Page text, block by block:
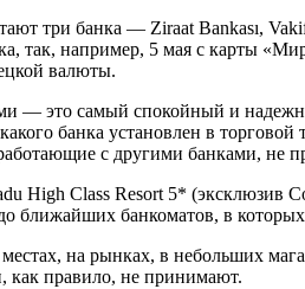
три банка — Ziraat Bankası,
так, например, 5 мая с карты
валюты.
— это самый спокойный и
банка установлен в
с другими банками,
High Class Resort 5* (эксклюзив
ближайших банкоматов, в
на рынках, в небольших
как правило, не принимают.